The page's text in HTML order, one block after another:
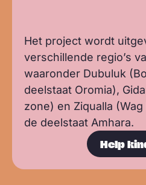
Het project wordt
verschillende regio’s
waaronder Dubuluk
deelstaat Oromia),
zone) en Ziqualla
de deelstaat Amhara.
Help